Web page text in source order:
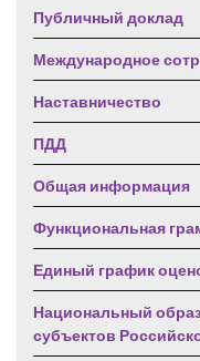
Публичный доклад
Международное
Наставничество
ПДД
Общая информация
Функциональная
Единый график
Национальный
субъектов